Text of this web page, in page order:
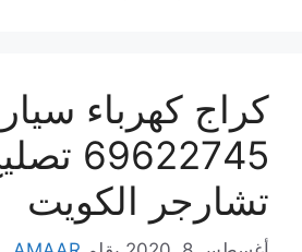
كراج كهرباء
تشارجر الكويت